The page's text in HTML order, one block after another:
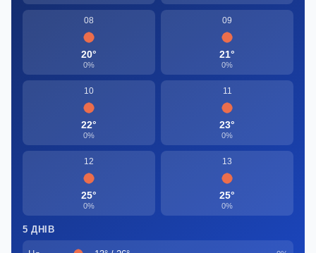
08
20°
0%
09
21°
0%
10
22°
0%
11
23°
0%
12
25°
0%
13
25°
0%
5 ДНІВ